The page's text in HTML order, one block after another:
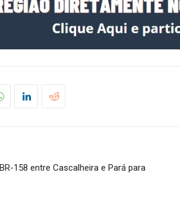
158 entre Cascalheira e Pará para